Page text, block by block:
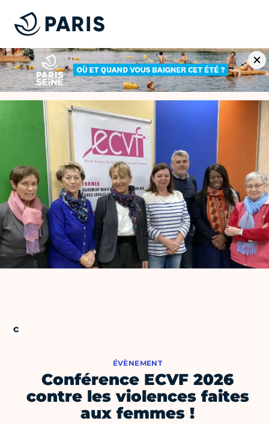
ÉVÈNEMENT
Conférence ECVF 2026
contre les violences faites
aux femmes !